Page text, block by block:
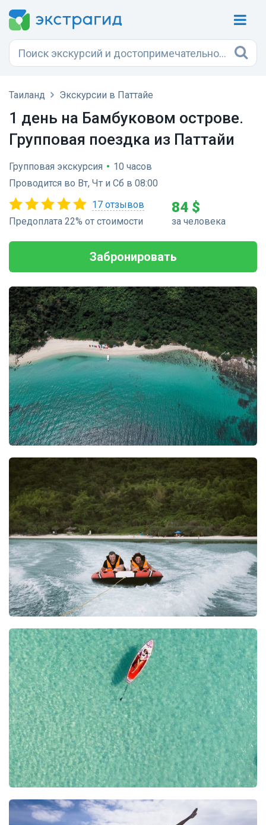
Таиланд Экскурсии в Паттайе
1 день на Бамбуковом острове.
Групповая поездка из Паттайи
Групповая экскурсия • 10 часов
Проводится во Вт, Чт и Сб в 08:00
17 отзывов
Предоплата 22% от стоимости
84 $
за человека
Забронировать